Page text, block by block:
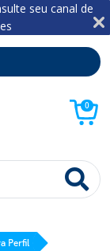
seu canal de
0
Perfil